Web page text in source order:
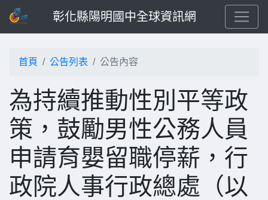
彰化縣陽明國中全球資訊網
首頁 公告列表 公告內容
為持續推動性別平等政
策，鼓勵男性公務人員
申請育嬰留職停薪，行
政院人事行政總處（以